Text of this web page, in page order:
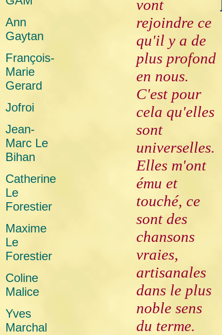
Ann
Gaytan
François-
Marie
Gerard
Jofroi
Jean-
Marc Le
Bihan
Catherine
Le
Forestier
Maxime
Le
Forestier
Coline
Malice
Yves
Marchal
vont
rejoindre ce
qu'il y a de
plus profond
en nous.
C'est pour
cela qu'elles
sont
universelles.
Elles m'ont
ému et
touché, ce
sont des
chansons
vraies,
artisanales
dans le plus
noble sens
du terme.